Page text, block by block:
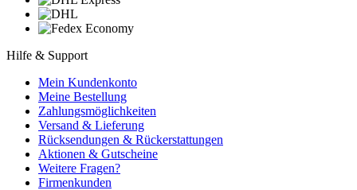
Hilfe & Support
Mein Kundenkonto
Meine Bestellung
Zahlungsmöglichkeiten
Versand & Lieferung
Rücksendungen & Rückerstattungen
Aktionen & Gutscheine
Weitere Fragen?
Firmenkunden